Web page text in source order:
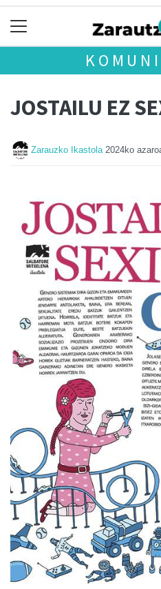
JOSTAILU EZ
Zarauzko Ikastola 2024ko